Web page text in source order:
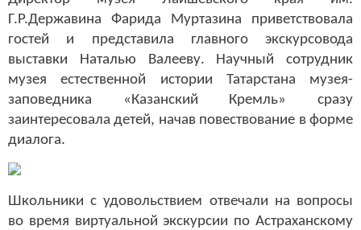
Г.Р.Державина Фарида Муртазина приветствовала
гостей и представила главного экскурсовода
выставки Наталью Валееву. Научный сотрудник
музея естественной истории Татарстана музея-
заповедника «Казанский Кремль» сразу
заинтересовала детей, начав повествование в форме
диалога.
Школьники с удовольствием отвечали на вопросы
во время виртуальной экскурсии по Астраханскому